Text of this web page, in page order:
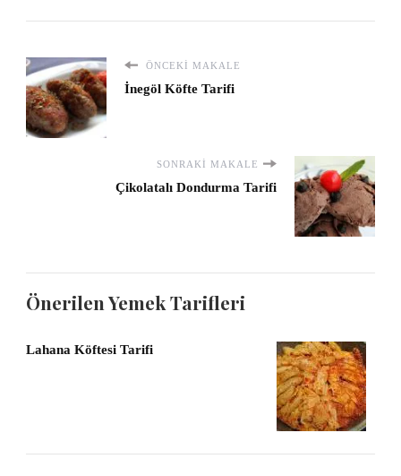
ÖNCEKI MAKALE
İnegöl Köfte Tarifi
SONRAKI MAKALE
Çikolatalı Dondurma Tarifi
Önerilen Yemek Tarifleri
Lahana Köftesi Tarifi